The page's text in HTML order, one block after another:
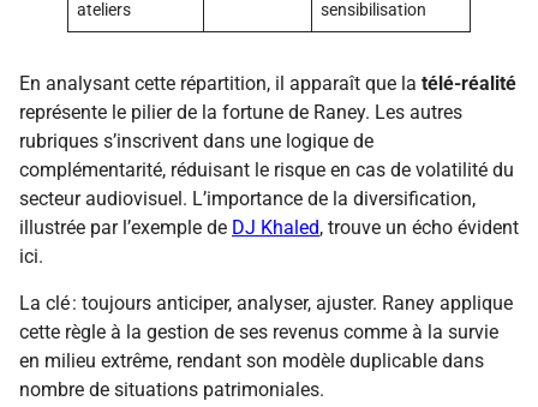
ateliers
sensibilisation
En analysant cette répartition, il apparaît que la télé-réalité
représente le pilier de la fortune de Raney. Les autres
rubriques s’inscrivent dans une logique de
complémentarité, réduisant le risque en cas de volatilité du
secteur audiovisuel. L’importance de la diversification,
illustrée par l’exemple de DJ Khaled, trouve un écho évident
ici.
La clé : toujours anticiper, analyser, ajuster. Raney applique
cette règle à la gestion de ses revenus comme à la survie
en milieu extrême, rendant son modèle duplicable dans
nombre de situations patrimoniales.